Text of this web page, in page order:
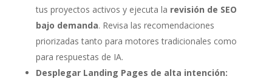
tus proyectos activos y ejecuta la revisión de SEO
bajo demanda. Revisa las recomendaciones
priorizadas tanto para motores tradicionales como
para respuestas de IA.
Desplegar Landing Pages de alta intención: